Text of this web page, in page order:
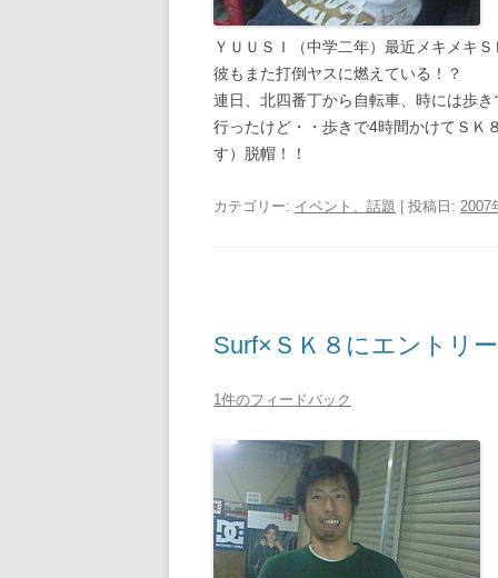
ＹＵＵＳＩ（中学二年）最近メキメキ
彼もまた打倒ヤスに燃えている！？
連日、北四番丁から自転車、時には歩
行ったけど・・歩きで4時間かけてＳＫ
す）脱帽！！
カテゴリー: イベント、話題 | 投稿日: 2007
Surf×ＳＫ８にエントリー
1件のフィードバック